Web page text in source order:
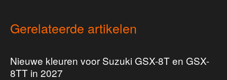
Gerelateerde artikelen
Nieuwe kleuren voor Suzuki GSX-8T en GSX-
8TT in 2027